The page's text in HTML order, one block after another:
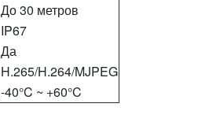
До 30 метров
IP67
Да
H.265/H.264/MJPEG
-40°C ~ +60°C